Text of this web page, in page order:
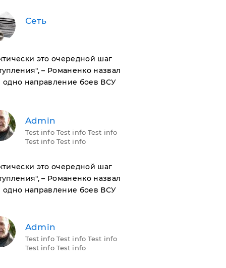
Сеть
это очередной шаг
– Романенко назвал
одно направление боев ВСУ
Admin
Test info Test info Test info
Test info Test info
это очередной шаг
– Романенко назвал
одно направление боев ВСУ
Admin
Test info Test info Test info
Test info Test info